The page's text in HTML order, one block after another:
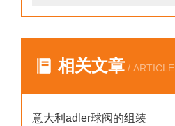
相关文章 / ARTICLE
意大利adler球阀的组装